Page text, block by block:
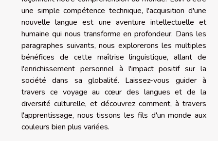
une simple compétence technique, l'acquisition d'une
nouvelle langue est une aventure intellectuelle et
humaine qui nous transforme en profondeur. Dans les
paragraphes suivants, nous explorerons les multiples
bénéfices de cette maîtrise linguistique, allant de
l'enrichissement personnel à l'impact positif sur la
société dans sa globalité. Laissez-vous guider à
travers ce voyage au cœur des langues et de la
diversité culturelle, et découvrez comment, à travers
l'apprentissage, nous tissons les fils d'un monde aux
couleurs bien plus variées.